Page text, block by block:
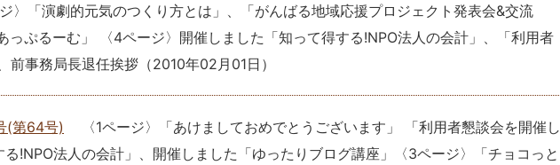
〉「演劇的元気のつくり方とは」、「がんばる地域応援プロジェクト発表会&交流
っぷるーむ」 〈4ページ〉開催しました「知って得する!NPO法人の会計」、「利用者
前事務局長退任挨拶 （2010年02月01日 ）
(第64号)
〈1ページ〉「あけましておめでとうございます」 「利用者懇談会を開催し
!NPO法人の会計」、開催しました「ゆったりブログ講座」〈3ページ〉「チョコっと